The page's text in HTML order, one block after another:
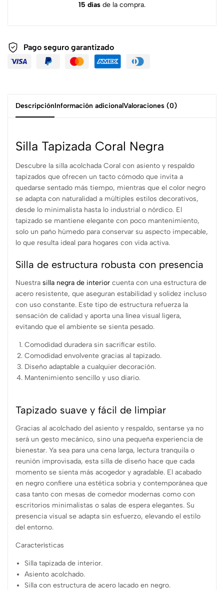
15 días de la compra.
Pago seguro garantizado
DescripciónInformación adicionalValoraciones (0)
Silla Tapizada Coral Negra
Descubre la silla acolchada Coral con asiento y respaldo
tapizados que ofrecen un tacto cómodo que invita a
quedarse sentado más tiempo, mientras que el color negro
se adapta con naturalidad a múltiples estilos decorativos,
desde lo minimalista hasta lo industrial o nórdico. El
tapizado se mantiene elegante con poco mantenimiento,
solo un paño húmedo para conservar su aspecto impecable,
lo que resulta ideal para hogares con vida activa.
Silla de estructura robusta con presencia
Nuestra silla negra de interior cuenta con una estructura de
acero resistente, que aseguran estabilidad y solidez incluso
con uso constante. Este tipo de estructura refuerza la
sensación de calidad y aporta una línea visual ligera,
evitando que el ambiente se sienta pesado.
Comodidad duradera sin sacrificar estilo.
Comodidad envolvente gracias al tapizado.
Diseño adaptable a cualquier decoración.
Mantenimiento sencillo y uso diario.
Tapizado suave y fácil de limpiar
Gracias al acolchado del asiento y respaldo, sentarse ya no
será un gesto mecánico, sino una pequeña experiencia de
bienestar. Ya sea para una cena larga, lectura tranquila o
reunión improvisada, esta silla de diseño hace que cada
momento se sienta más acogedor y agradable. El acabado
en negro confiere una estética sobria y contemporánea que
casa tanto con mesas de comedor modernas como con
escritorios minimalistas o salas de espera elegantes. Su
presencia visual se adapta sin esfuerzo, elevando el estilo
del entorno.
Características
Silla tapizada de interior.
Asiento acolchado.
Silla con estructura de acero lacado en negro.